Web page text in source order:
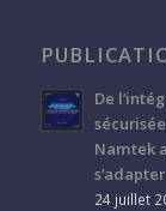
De
Namtek
24 juillet